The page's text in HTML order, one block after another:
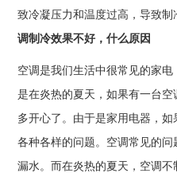
致冷凝压力和温度过高，导致制
调制冷效果不好，什么原因
空调是我们生活中很常见的家
是在炎热的夏天，如果有一台
多开心了。由于是家用电器，
各种各样的问题。空调常见的
漏水。而在炎热的夏天，空调不